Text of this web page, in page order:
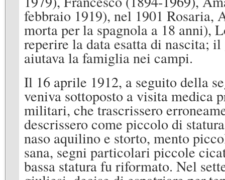
febbraio 1919), nel 1901 Rosaria,
morta per la spagnola a 18 anni),
reperire la data esatta di nascita;
aiutava la famiglia nei campi.
Il 16 aprile 1912, a seguito della
veniva sottoposto a visita medica
militari, che trascrissero
descrissero come piccolo di
naso aquilino e storto, mento
sana, segni particolari piccole
bassa statura fu riformato. Nel